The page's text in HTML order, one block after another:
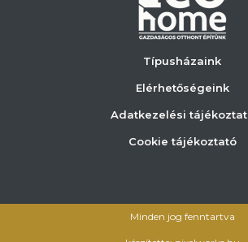
Típusházaink
Elérhetőségeink
Adatkezelési
Cookie tájékoztató
Minden jog fenntartva